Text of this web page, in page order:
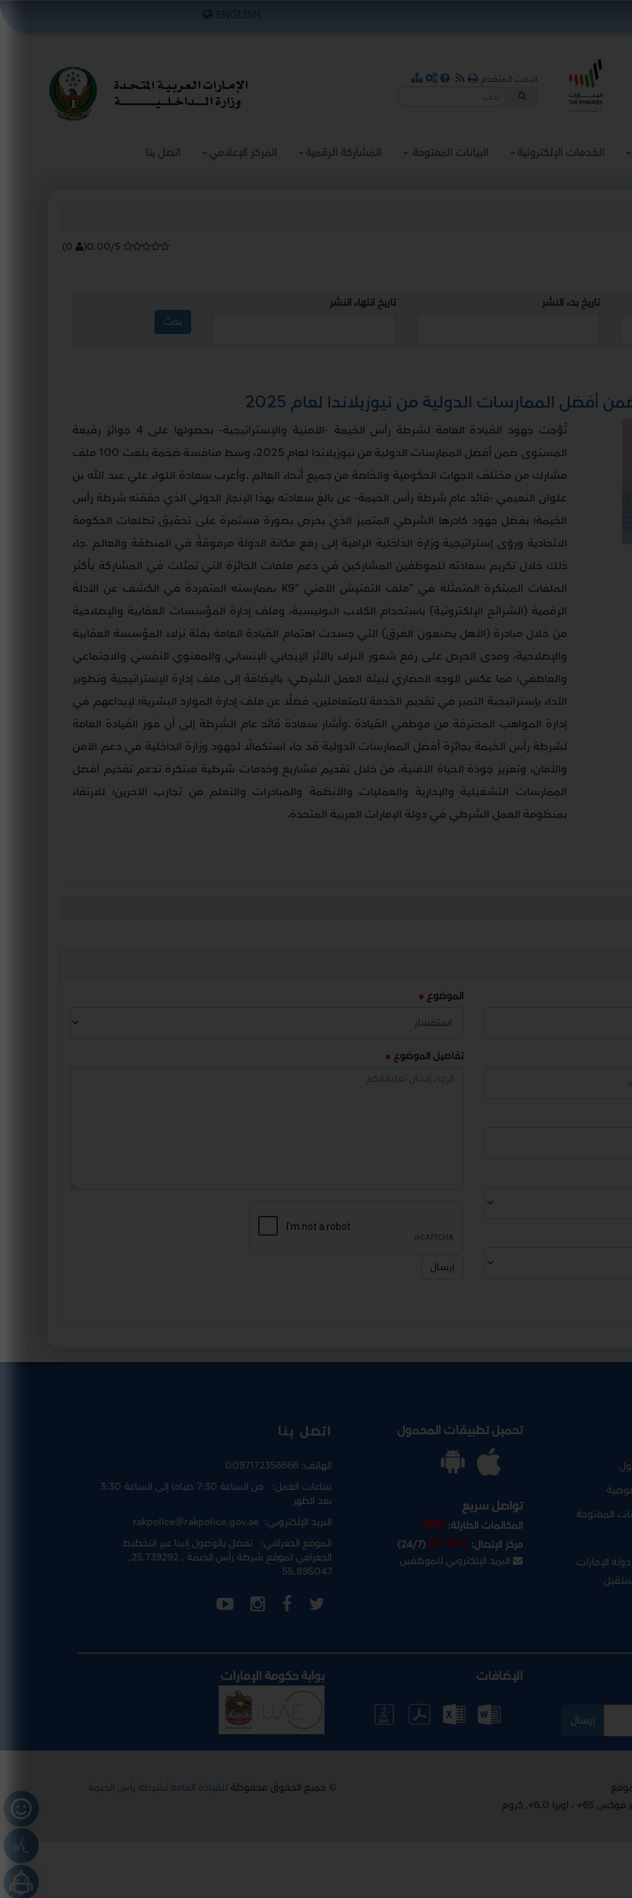
ENGLISH
البحث المتقدم
الخدمات الإلكترونية البيانات المفتوحة المشاركة الرقمية المركز الإعلامي اتصل بنا
×
0.00/5
(
0
)
تاريخ بدء النشر تاريخ انتهاء النشر
تُوّجت جهود القيادة العامة لشرطة رأس الخيمة -الأمنية والإستراتيجية- بحصولها على 4 جوائز رفيعة
المستوى ضمن أفضل الممارسات الدولية من نيوزيلاندا لعام 2025، وسط منافسة ضخمة بلغت 100 ملف
مشارك من مختلف الجهات الحكومية والخاصة من جميع أنحاء العالم .وأعرب سعادة اللواء علي عبد الله بن
علوان النعيمي -قائد عام شرطة رأس الخيمة- عن بالغ سعادته بهذا الإنجاز الدولي الذي حققته شرطة رأس
الخيمة؛ بفضل جهود كادرها الشرطي المتميز الذي يحرص بصورة مستمرة على تحقيق تطلعات الحكومة
الاتحادية ورؤى إستراتيجية وزارة الداخلية الرامية إلى رفع مكانة الدولة مرموقةً في المنطقة والعالم .جاء
ذلك خلال تكريم سعادته للموظفين المشاركين في دعم ملفات الجائزة التي تمثلت في المشاركة بأكثر
الملفات المبتكرة المتمثلة في "ملف التفتيش الأمني K9" بممارسته المتفردة في الكشف عن الأدلة
الرقمية (الشرائح الإلكترونية) باستخدام الكلاب البوليسية، وملف إدارة المؤسسات العقابية والإصلاحية
من خلال مبادرة (الأهل يصنعون الفرق) التي جسدت اهتمام القيادة العامة بفئة نزلاء المؤسسة العقابية
والإصلاحية، ومدى الحرص على رفع شعور النزلاء بالأثر الإيجابي الإنساني والمعنوي النفسي والاجتماعي
والعاطفي؛ مما عكس الوجه الحضاري لبيئة العمل الشرطي، بالإضافة إلى ملف إدارة الإستراتيجية وتطوير
الأداء بإستراتيجية التميز في تقديم الخدمة للمتعاملين، فضلًا عن ملف إدارة الموارد البشرية؛ لإبداعهم في
إدارة المواهب المحترفة من موظفي القيادة .وأشار سعادة قائد عام الشرطة إلى أن فوز القيادة العامة
لشرطة رأس الخيمة بجائزة أفضل الممارسات الدولية قد جاء استكمالًا لجهود وزارة الداخلية في دعم الأمن
والأمان، وتعزيز جودة الحياة الأمنية، من خلال تقديم مشاريع وخدمات شرطية مبتكرة تدعم تقديم أفضل
الممارسات التشغيلية والإدارية والعمليات والأنظمة والمبادرات والتعلم من تجارب الآخرين؛ للارتقاء
بمنظومة العمل الشرطي في دولة الإمارات العربية المتحدة.
الموضوع
تفاصيل الموضوع
إرسال
المفتوحة
الإمارات
تحميل تطبيقات المحمول
تواصل سريع
المكالمات الطارئة:999
مركز الإتصال: 07-901
(24/7)
البريد الإلكتروني للموظفين
اتصل بنا
الهاتف:0097172356666
ساعات العمل:
من الساعة 7:30 صباحا إلى الساعة 3:30
بعد الظهر
البريد الإلكتروني:
الموقع الجغرافي:
تفضل بالوصول إلينا عبر التخطيط
الجغرافي لموقع شرطة رأس الخيمة
, 25.739292,
55.895047
إرسال
الإضافات بوابة حكومة الإمارات
كروم
© جميع الحقوق محفوظة للقيادة العامة لشرطة رأس الخيمة